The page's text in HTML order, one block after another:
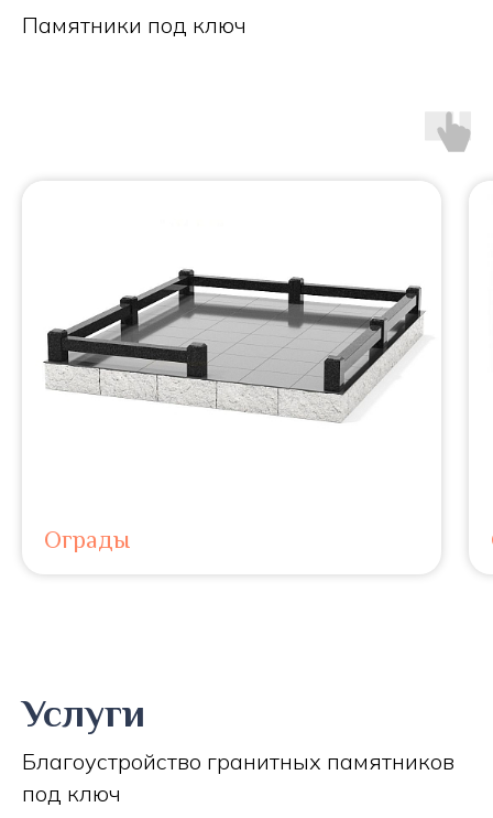
Памятники под ключ
Ограды
Услуги
Благоустройство гранитных памятников
под ключ